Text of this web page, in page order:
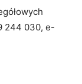
244 030, e-